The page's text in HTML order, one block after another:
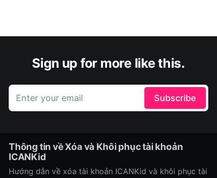
Sign up for more like this.
Enter your email Subscribe
Thông tin về Xóa và Khôi phục tài khoản
ICANKid
Hướng dẫn về xóa tài khoản ICANKid và khôi phục tài